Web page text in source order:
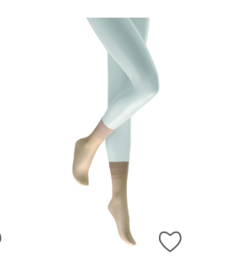
ZUR WUNSCHLISTE HINZUFÜGEN
ZUR